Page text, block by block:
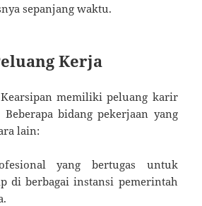
sepanjang waktu.
Kerja
memiliki peluang karir
bidang pekerjaan yang
lain:
yang bertugas untuk
di berbagai instansi pemerintah